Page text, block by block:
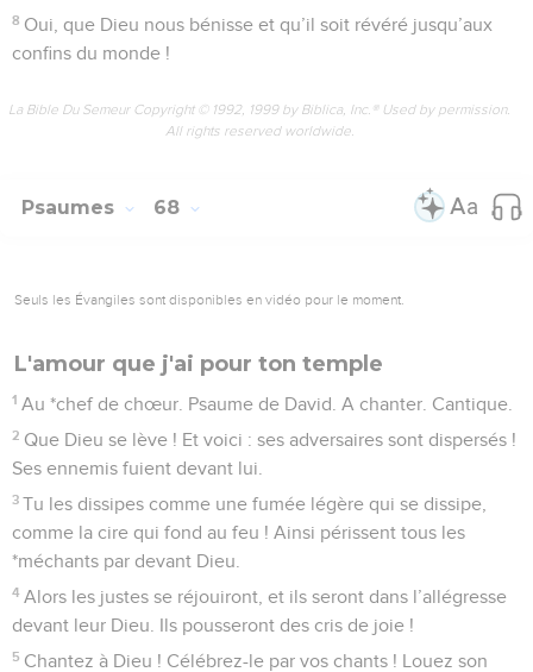
8 Oui, que Dieu nous bénisse et qu’il soit révéré jusqu’aux
confins du monde !
La Bible Du Semeur Copyright © 1992, 1999 by Biblica, Inc.® Used by permission.
All rights reserved worldwide.
Psaumes 68
Seuls les Évangiles sont disponibles en vidéo pour le moment.
L'amour que j'ai pour ton temple
1 Au *chef de chœur. Psaume de David. A chanter. Cantique.
2 Que Dieu se lève ! Et voici : ses adversaires sont dispersés !
Ses ennemis fuient devant lui.
3 Tu les dissipes comme une fumée légère qui se dissipe,
comme la cire qui fond au feu ! Ainsi périssent tous les
*méchants par devant Dieu.
4 Alors les justes se réjouiront, et ils seront dans l’allégresse
devant leur Dieu. Ils pousseront des cris de joie !
5 Chantez à Dieu ! Célébrez-le par vos chants ! Louez son